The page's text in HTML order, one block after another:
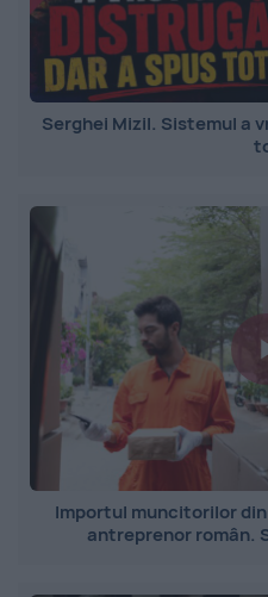
Serghei Mizil. Sistemul a
Importul muncitorilor
antreprenor român.